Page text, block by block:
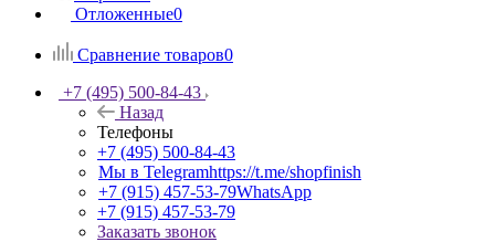
Отложенные0
Сравнение товаров0
+7 (495) 500-84-43
Назад
Телефоны
+7 (495) 500-84-43
Мы в Telegramhttps://t.me/shopfinish
+7 (915) 457-53-79WhatsApp
+7 (915) 457-53-79
Заказать звонок